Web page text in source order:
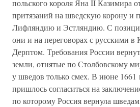
польского короля Яна II Казимира
притязаний на шведскую корону и
Лифляндию и Эстляндию. С
они и на переговорах с русскими в
Дерптом. Требования России
земли, отнятые по Столбовскому
у шведов только смех. В июне 1661
пришлось согласиться на
по которому Россия вернула